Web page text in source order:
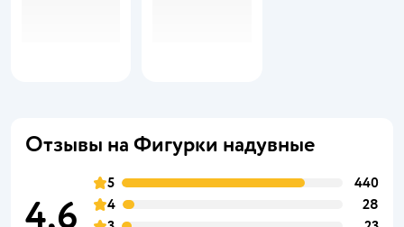
Отзывы на Фигурки надувные
4,6
5
440
4
28